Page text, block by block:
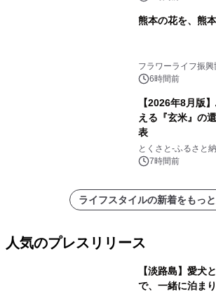
熊本の花を、熊本
フラワーライフ振興
6時間前
【2026年8月版
える『玄米』の
表
とくさと-ふるさと
7時間前
ライフスタイルの新着をもっ
人気のプレスリリース
【淡路島】愛犬
で、一緒に泊ま